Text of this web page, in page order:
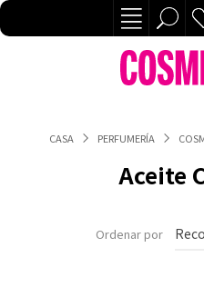
CASA PERFUMERÍA
Aceite
Ordenar por